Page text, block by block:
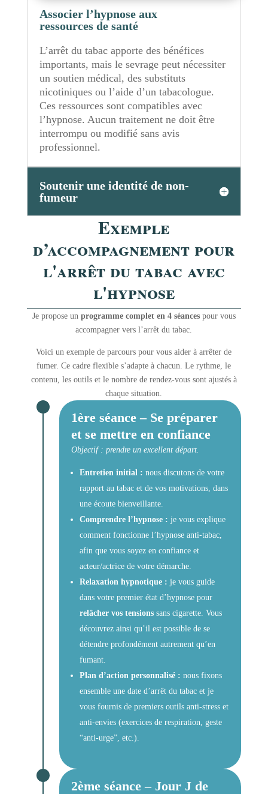
Associer l’hypnose aux
ressources de santé
L’arrêt du tabac apporte des bénéfices
importants, mais le sevrage peut nécessiter
un soutien médical, des substituts
nicotiniques ou l’aide d’un tabacologue.
Ces ressources sont compatibles avec
l’hypnose. Aucun traitement ne doit être
interrompu ou modifié sans avis
professionnel.
Soutenir une identité de non-
fumeur
Exemple
d’accompagnement pour
l'arrêt du tabac avec
l'hypnose
Je propose un programme complet en 4 séancespour vous
accompagner vers l’arrêt du tabac.
Voici un exemple de parcours pour vous aider à arrêter de
fumer. Ce cadre flexible s’adapte à chacun. Le rythme, le
contenu, les outils et le nombre de rendez-vous sont ajustés à
chaque situation.
1ère séance – Se préparer
et se mettre en confiance
Objectif : prendre un excellent départ.
Entretien initial : nous discutons de votre
rapport au tabac et de vos motivations, dans
une écoute bienveillante.
Comprendre l’hypnose : je vous explique
comment fonctionne l’hypnose anti-tabac,
afin que vous soyez en confiance et
acteur/actrice de votre démarche.
Relaxation hypnotique : je vous guide
dans votre premier état d’hypnose pour
relâcher vos tensionssans cigarette. Vous
découvrez ainsi qu’il est possible de se
détendre profondément autrement qu’en
fumant.
Plan d’action personnalisé : nous fixons
ensemble une date d’arrêt du tabac et je
vous fournis de premiers outils anti-stress et
anti-envies (exercices de respiration, geste
“anti-urge”, etc.).
2ème séance – Jour J de